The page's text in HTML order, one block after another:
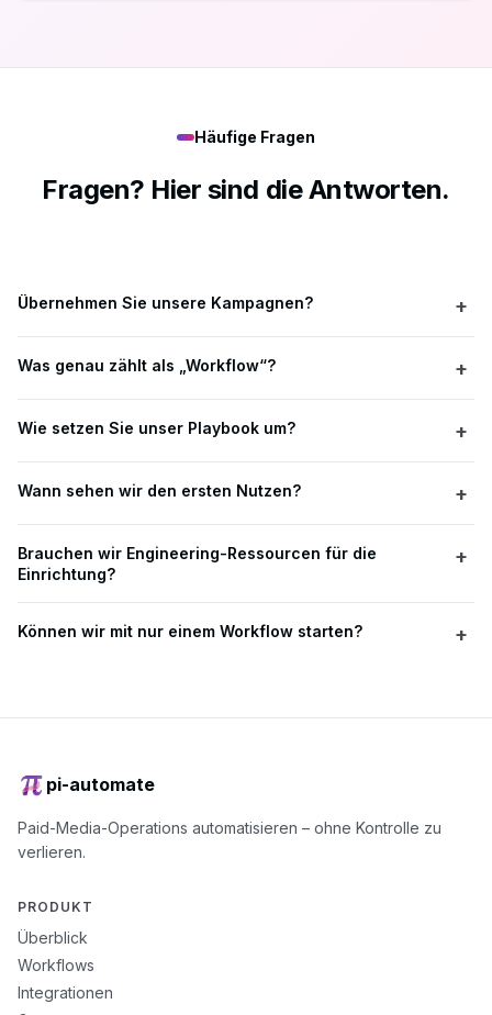
Häufige Fragen
Fragen? Hier sind die Antworten.
Übernehmen Sie unsere Kampagnen? +
Team startet, prüft und gibt Änderungen frei.
Was genau zählt als „Workflow“? +
anwenden → Aktionen ausführen → Ergebnisse
dokumentieren.
Wie setzen Sie unser Playbook um? +
Spreadsheet). Wir übersetzen das in Workflows plus
Monitoring und übergeben produktionsreif.
Wann sehen wir den ersten Nutzen? +
wöchentlichen Ops. Viele Teams starten mit einem High-Pain-
Workflow und bauen danach aus.
Brauchen wir Engineering-Ressourcen für die
Einrichtung?
+
implementieren – ohne Scripts, ohne DIY-Automationsbau.
Können wir mit nur einem Workflow starten? +
pi-automate
Paid-Media-Operations automatisieren – ohne Kontrolle zu
verlieren.
PRODUKT
Überblick
Workflows
Integrationen